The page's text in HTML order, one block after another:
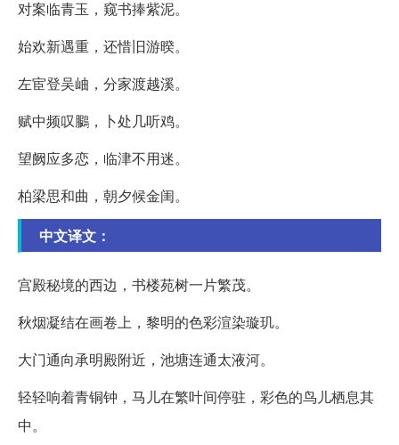
对案临青玉，窥书捧紫泥。
始欢新遇重，还惜旧游暌。
左宦登吴岫，分家渡越溪。
赋中频叹鵩，卜处几听鸡。
望阙应多恋，临津不用迷。
柏梁思和曲，朝夕候金闺。
中文译文：
宫殿秘境的西边，书楼苑树一片繁茂。
秋烟凝结在画卷上，黎明的色彩渲染璇玑。
大门通向承明殿附近，池塘连通太液河。
轻轻响着青铜钟，马儿在繁叶间停驻，彩色的鸟儿栖息其
中。